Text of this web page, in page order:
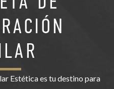
Estética es tu destino para